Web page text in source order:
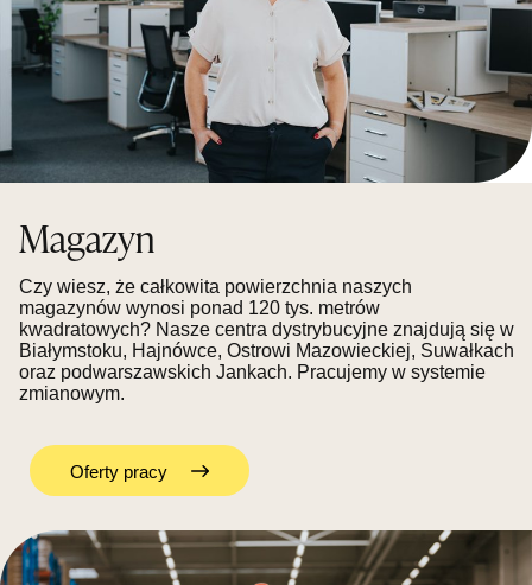
Magazyn
Czy wiesz, że całkowita powierzchnia naszych
magazynów wynosi ponad 120 tys. metrów
kwadratowych? Nasze centra dystrybucyjne znajdują się w
Białymstoku, Hajnówce, Ostrowi Mazowieckiej, Suwałkach
oraz podwarszawskich Jankach. Pracujemy w systemie
zmianowym.
Oferty pracy